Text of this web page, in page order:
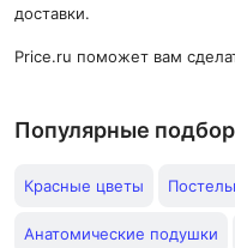
доставки.
Price.ru поможет вам
Популярные
Красные цветы
Анатомические подушки